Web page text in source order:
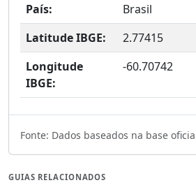
País:
Brasil
Latitude IBGE:
2.77415
Longitude
IBGE:
-60.70742
Fonte: Dados baseados na base
GUIAS RELACIONADOS